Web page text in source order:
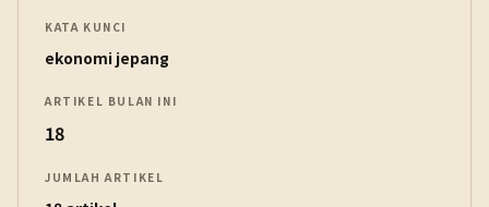
KATA KUNCI
ekonomi jepang
ARTIKEL BULAN INI
18
JUMLAH ARTIKEL